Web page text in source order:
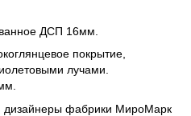
ДСП 16мм.
покрытие,
лучами.
дизайнеры фабрики МироМарк